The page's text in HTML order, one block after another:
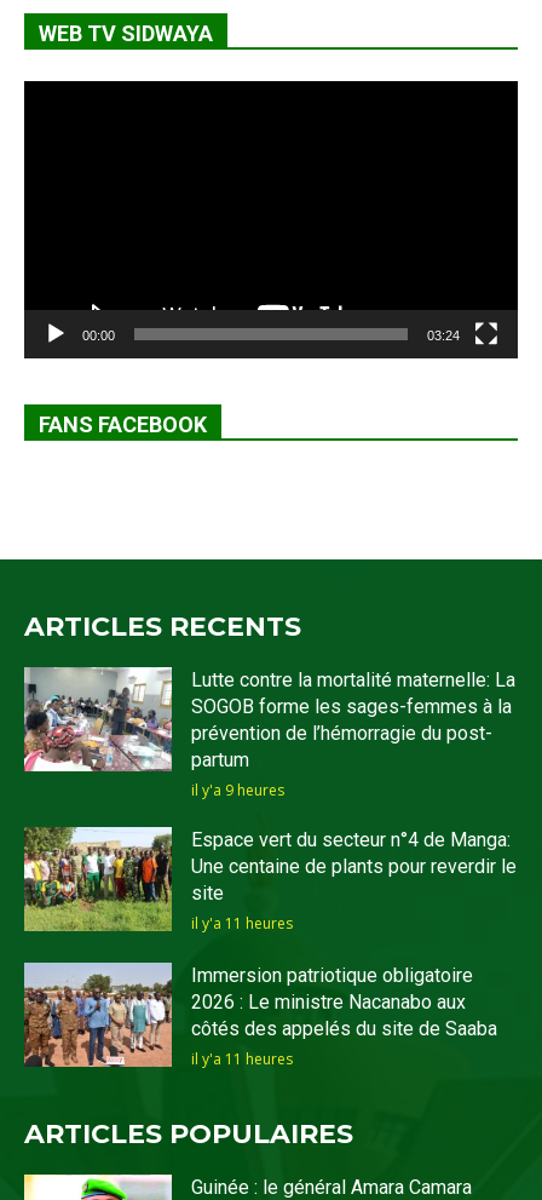
WEB TV SIDWAYA
00:00 03:24
FANS FACEBOOK
ARTICLES RECENTS
Lutte contre la mortalité maternelle: La
SOGOB forme les sages-femmes à la
prévention de l’hémorragie du post-
partum
il y'a 9 heures
Espace vert du secteur n°4 de Manga:
Une centaine de plants pour reverdir le
site
il y'a 11 heures
Immersion patriotique obligatoire
2026 : Le ministre Nacanabo aux
côtés des appelés du site de Saaba
il y'a 11 heures
ARTICLES POPULAIRES
Guinée : le général Amara Camara